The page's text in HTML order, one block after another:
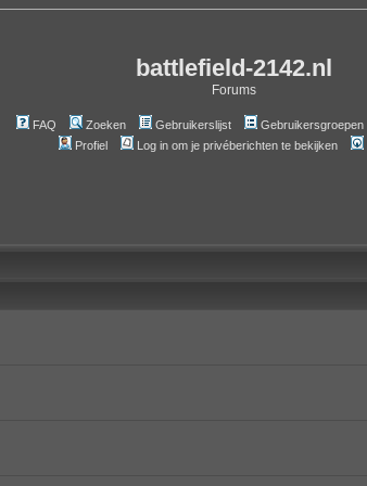
battlefield-2142.nl
Forums
FAQ Zoeken Gebruikerslijst Gebruikersgroepen
Profiel
Log in om je privéberichten te bekijken